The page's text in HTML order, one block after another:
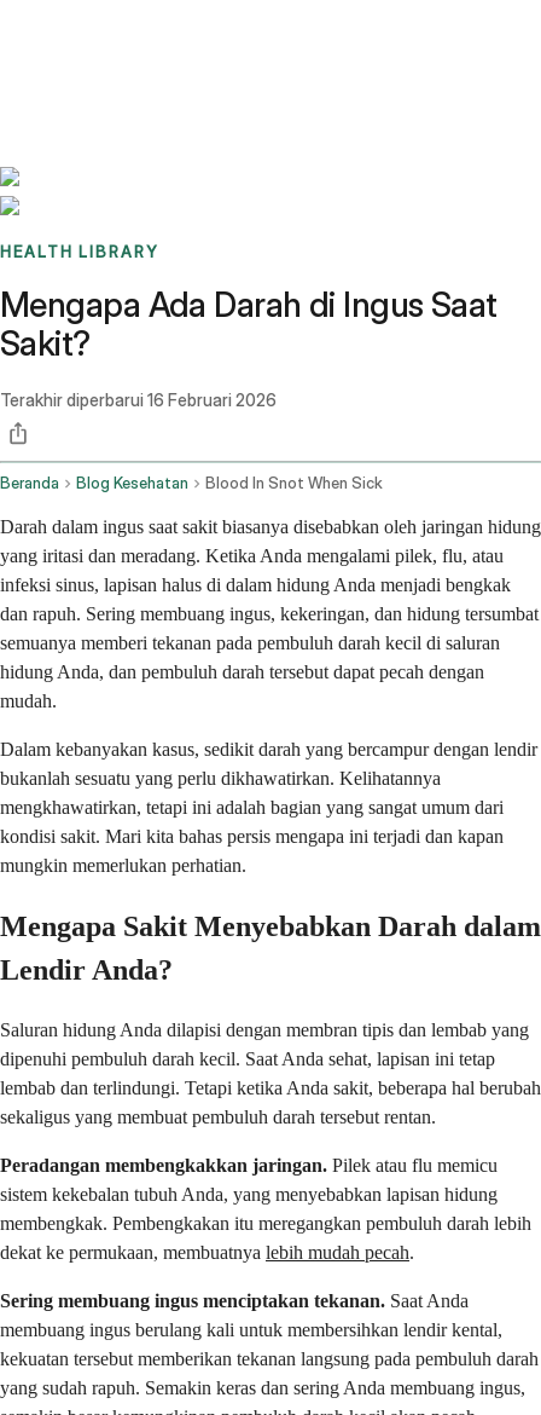
HEALTH LIBRARY
Mengapa Ada Darah di Ingus Saat
Sakit?
Terakhir diperbarui 16 Februari 2026
Beranda Blog Kesehatan Blood In Snot When Sick
Darah dalam ingus saat sakit biasanya disebabkan oleh jaringan hidung
yang iritasi dan meradang. Ketika Anda mengalami pilek, flu, atau
infeksi sinus, lapisan halus di dalam hidung Anda menjadi bengkak
dan rapuh. Sering membuang ingus, kekeringan, dan hidung tersumbat
semuanya memberi tekanan pada pembuluh darah kecil di saluran
hidung Anda, dan pembuluh darah tersebut dapat pecah dengan
mudah.
Dalam kebanyakan kasus, sedikit darah yang bercampur dengan lendir
bukanlah sesuatu yang perlu dikhawatirkan. Kelihatannya
mengkhawatirkan, tetapi ini adalah bagian yang sangat umum dari
kondisi sakit. Mari kita bahas persis mengapa ini terjadi dan kapan
mungkin memerlukan perhatian.
Mengapa Sakit Menyebabkan Darah dalam
Lendir Anda?
Saluran hidung Anda dilapisi dengan membran tipis dan lembab yang
dipenuhi pembuluh darah kecil. Saat Anda sehat, lapisan ini tetap
lembab dan terlindungi. Tetapi ketika Anda sakit, beberapa hal berubah
sekaligus yang membuat pembuluh darah tersebut rentan.
Peradangan membengkakkan jaringan. Pilek atau flu memicu
sistem kekebalan tubuh Anda, yang menyebabkan lapisan hidung
membengkak. Pembengkakan itu meregangkan pembuluh darah lebih
dekat ke permukaan, membuatnya lebih mudah pecah.
Sering membuang ingus menciptakan tekanan. Saat Anda
membuang ingus berulang kali untuk membersihkan lendir kental,
kekuatan tersebut memberikan tekanan langsung pada pembuluh darah
yang sudah rapuh. Semakin keras dan sering Anda membuang ingus,